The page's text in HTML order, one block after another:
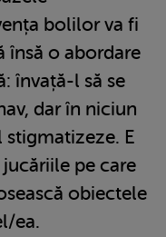
bolilor va fi
însă o abordare
învață-l să se
dar în niciun
E
jucăriile pe care
obiectele
ea.